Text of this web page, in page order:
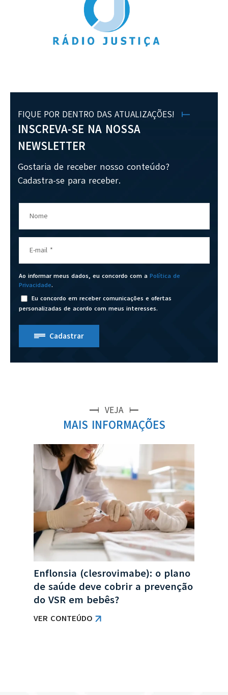
FIQUE POR DENTRO DAS ATUALIZAÇÕES!
INSCREVA-SE NA NOSSA
NEWSLETTER
Gostaria de receber nosso conteúdo?
Cadastra-se para receber.
Nome
E-mail *
Ao informar meus dados, eu concordo com a Política de
Privacidade.
Eu concordo em receber comunicações e ofertas
personalizadas de acordo com meus interesses.
Cadastrar
VEJA
MAIS INFORMAÇÕES
Enflonsia (clesrovimabe): o plano
de saúde deve cobrir a prevenção
do VSR em bebês?
VER CONTEÚDO